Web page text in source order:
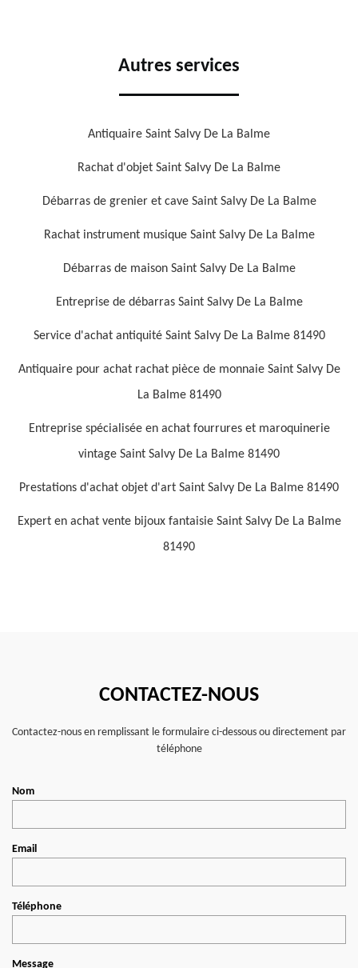
Autres services
Antiquaire Saint Salvy De La Balme
Rachat d'objet Saint Salvy De La Balme
Débarras de grenier et cave Saint Salvy De La Balme
Rachat instrument musique Saint Salvy De La Balme
Débarras de maison Saint Salvy De La Balme
Entreprise de débarras Saint Salvy De La Balme
Service d'achat antiquité Saint Salvy De La Balme 81490
Antiquaire pour achat rachat pièce de monnaie Saint Salvy De
La Balme 81490
Entreprise spécialisée en achat fourrures et maroquinerie
vintage Saint Salvy De La Balme 81490
Prestations d'achat objet d'art Saint Salvy De La Balme 81490
Expert en achat vente bijoux fantaisie Saint Salvy De La Balme
81490
CONTACTEZ-NOUS
Contactez-nous en remplissant le formulaire ci-dessous ou directement par
téléphone
Nom
Email
Téléphone
Message